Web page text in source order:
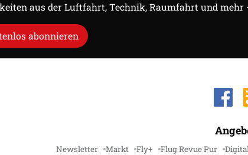
aus der Luftfahrt, Technik, Raumfahrt und
abonnieren
Newsletter Markt Fly+ Flug Revue Pur